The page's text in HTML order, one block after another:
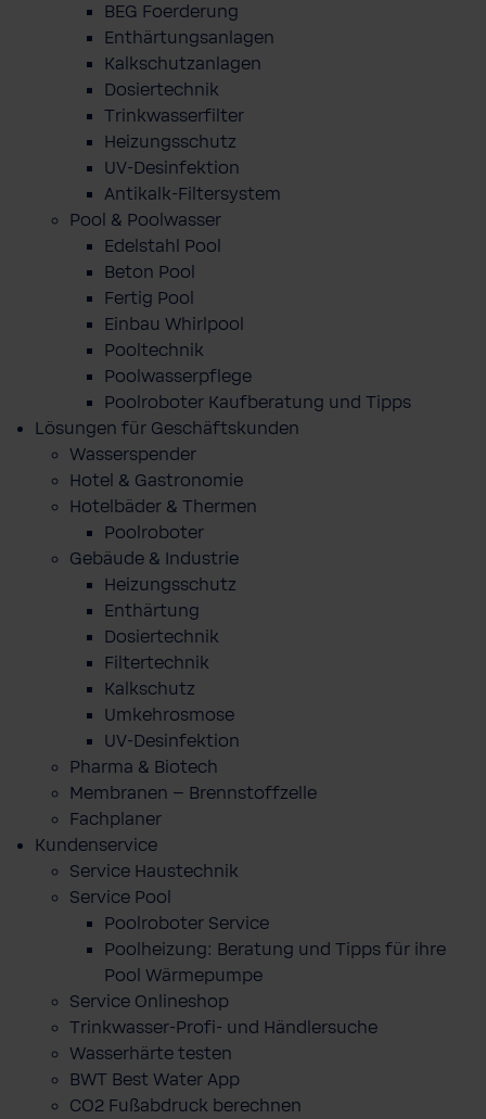
BEG Foerderung
Enthärtungsanlagen
Kalkschutzanlagen
Dosiertechnik
Trinkwasserfilter
Heizungsschutz
UV-Desinfektion
Antikalk-Filtersystem
Pool & Poolwasser
Edelstahl Pool
Beton Pool
Fertig Pool
Einbau Whirlpool
Pooltechnik
Poolwasserpflege
Poolroboter Kaufberatung und Tipps
Lösungen für Geschäftskunden
Wasserspender
Hotel & Gastronomie
Hotelbäder & Thermen
Poolroboter
Gebäude & Industrie
Heizungsschutz
Enthärtung
Dosiertechnik
Filtertechnik
Kalkschutz
Umkehrosmose
UV-Desinfektion
Pharma & Biotech
Membranen – Brennstoffzelle
Fachplaner
Kundenservice
Service Haustechnik
Service Pool
Poolroboter Service
Poolheizung: Beratung und Tipps für ihre
Pool Wärmepumpe
Service Onlineshop
Trinkwasser-Profi- und Händlersuche
Wasserhärte testen
BWT Best Water App
CO2 Fußabdruck berechnen